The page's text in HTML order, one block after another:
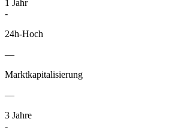
1 Jahr
-
24h-Hoch
—
Marktkapitalisierung
—
3 Jahre
-